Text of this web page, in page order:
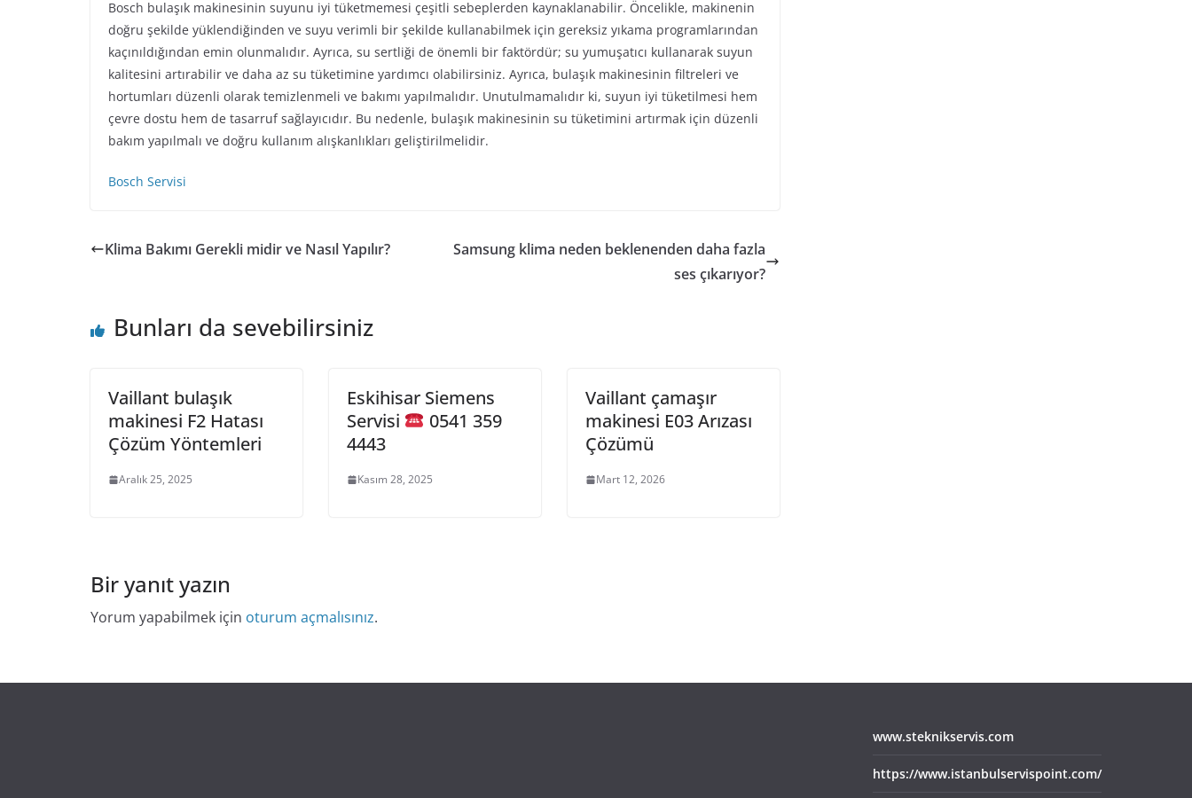
Bosch bulaşık makinesinin suyunu iyi tüketmemesi çeşitli sebeplerden kaynaklanabilir. Öncelikle, makinenin
doğru şekilde yüklendiğinden ve suyu verimli bir şekilde kullanabilmek için gereksiz yıkama programlarından
kaçınıldığından emin olunmalıdır. Ayrıca, su sertliği de önemli bir faktördür; su yumuşatıcı kullanarak suyun
kalitesini artırabilir ve daha az su tüketimine yardımcı olabilirsiniz. Ayrıca, bulaşık makinesinin filtreleri ve
hortumları düzenli olarak temizlenmeli ve bakımı yapılmalıdır. Unutulmamalıdır ki, suyun iyi tüketilmesi hem
çevre dostu hem de tasarruf sağlayıcıdır. Bu nedenle, bulaşık makinesinin su tüketimini artırmak için düzenli
bakım yapılmalı ve doğru kullanım alışkanlıkları geliştirilmelidir.
Bosch Servisi
Klima Bakımı Gerekli midir ve Nasıl Yapılır?
Samsung klima neden beklenenden daha fazla
ses çıkarıyor?
Bunları da sevebilirsiniz
Vaillant bulaşık
makinesi F2 Hatası
Çözüm Yöntemleri
Aralık 25, 2025
Eskihisar Siemens
Servisi
0541 359
4443
Kasım 28, 2025
Vaillant çamaşır
makinesi E03 Arızası
Çözümü
Mart 12, 2026
Bir yanıt yazın
Yorum yapabilmek için oturum açmalısınız.
www.steknikservis.com
https://www.istanbulservispoint.com/